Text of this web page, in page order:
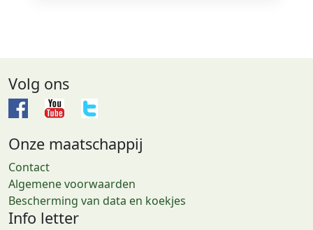
Volg ons
Onze maatschappij
Contact
Algemene voorwaarden
Bescherming van data en koekjes
Info letter